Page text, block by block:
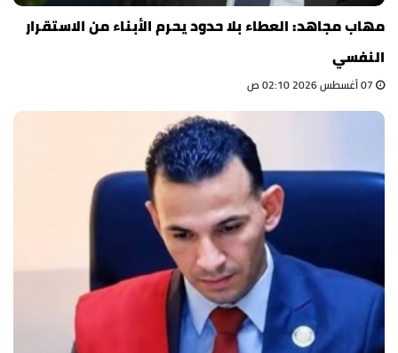
مهاب مجاهد: العطاء بلا حدود يحرم الأبناء من الاستقرار
النفسي